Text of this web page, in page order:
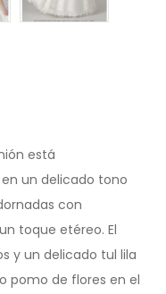
está
un delicado tono
con
toque etéreo. El
y un delicado tul lila
pomo de flores en el